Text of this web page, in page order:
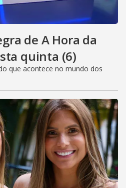
de A Hora da
quinta (6)
que acontece no mundo dos